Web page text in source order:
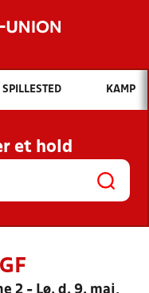
Hvad vil du søge efter?
OG NYHEDER
KLUBBER OG
SPILLESTED KAMP
et hold
2 - Lø. d. 9. maj,